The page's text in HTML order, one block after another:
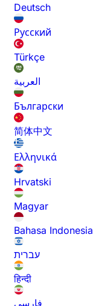
Deutsch
Русский
Türkçe
العربية
Български
简体中文
Ελληνικά
Hrvatski
Magyar
Bahasa Indonesia
עברית
हिन्दी
فارسی